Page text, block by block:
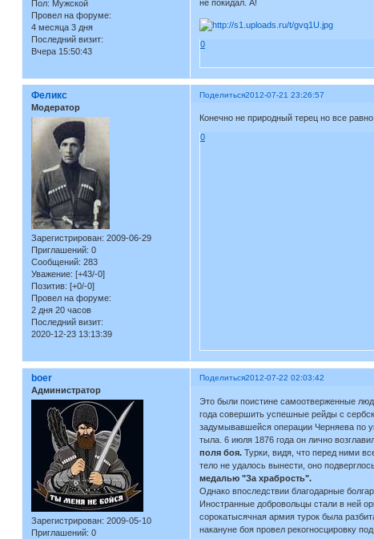
Пол: Мужской
Провел на форуме:
4 месяца 3 дня
Последний визит:
Вчера 15:50:43
не покидал. А!
0
Поделиться2012-07-21 23:26:57
Феликс
Модератор
Зарегистрирован: 2009-06-29
Приглашений: 0
Сообщений: 283
Уважение: [+43/-0]
Позитив: [+0/-0]
Провел на форуме:
2 дня 20 часов
Последний визит:
2020-12-23 13:13:39
Конечно не природный терец но все
0
Поделиться2012-07-22 02:03:42
boer
Администратор
Зарегистрирован: 2009-05-10
Приглашений: 0
Это были поистине самоотверженные
года совершить успешные рейды с
задумывавшейся операции Черняева по
тыла. 6 июля 1876 года он лично
поля боя.Турки, видя, что перед ними
тело не удалось вынести, оно
медалью "За храбрость".
Однако впоследствии благодарные
Иностранные добровольцы стали в ней
сорокатысячная армия турок была
накануне боя провел рекогносцировку